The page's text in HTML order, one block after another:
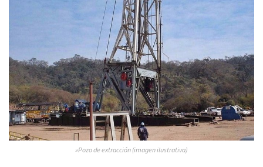
»Pozo de extracción (imagen ilustrativa)